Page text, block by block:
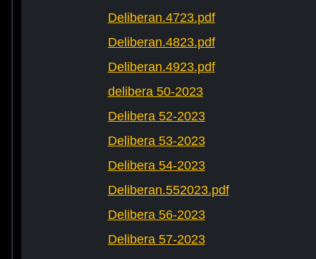
Deliberan.4723.pdf
Deliberan.4823.pdf
Deliberan.4923.pdf
delibera 50-2023
Delibera 52-2023
Delibera 53-2023
Delibera 54-2023
Deliberan.552023.pdf
Delibera 56-2023
Delibera 57-2023